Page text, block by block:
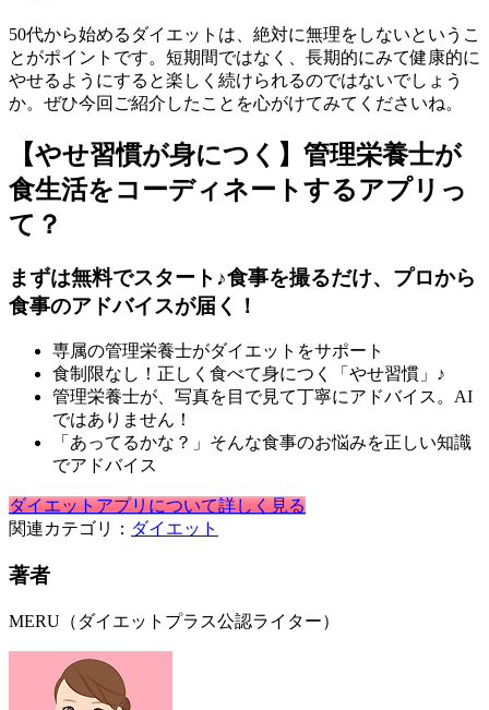
50代から始めるダイエットは、絶対に無理をしないというこ
とがポイントです。短期間ではなく、長期的にみて健康的に
やせるようにすると楽しく続けられるのではないでしょう
か。ぜひ今回ご紹介したことを心がけてみてくださいね。
【やせ習慣が身につく】管理栄養士が
食生活をコーディネートするアプリっ
て？
まずは無料でスタート♪食事を撮るだけ、プロから
食事のアドバイスが届く！
専属の管理栄養士がダイエットをサポート
食制限なし！正しく食べて身につく「やせ習慣」♪
管理栄養士が、写真を目で見て丁寧にアドバイス。AI
ではありません！
「あってるかな？」そんな食事のお悩みを正しい知識
でアドバイス
ダイエットアプリについて詳しく見る
関連カテゴリ： ダイエット
著者
MERU（ダイエットプラス公認ライター）